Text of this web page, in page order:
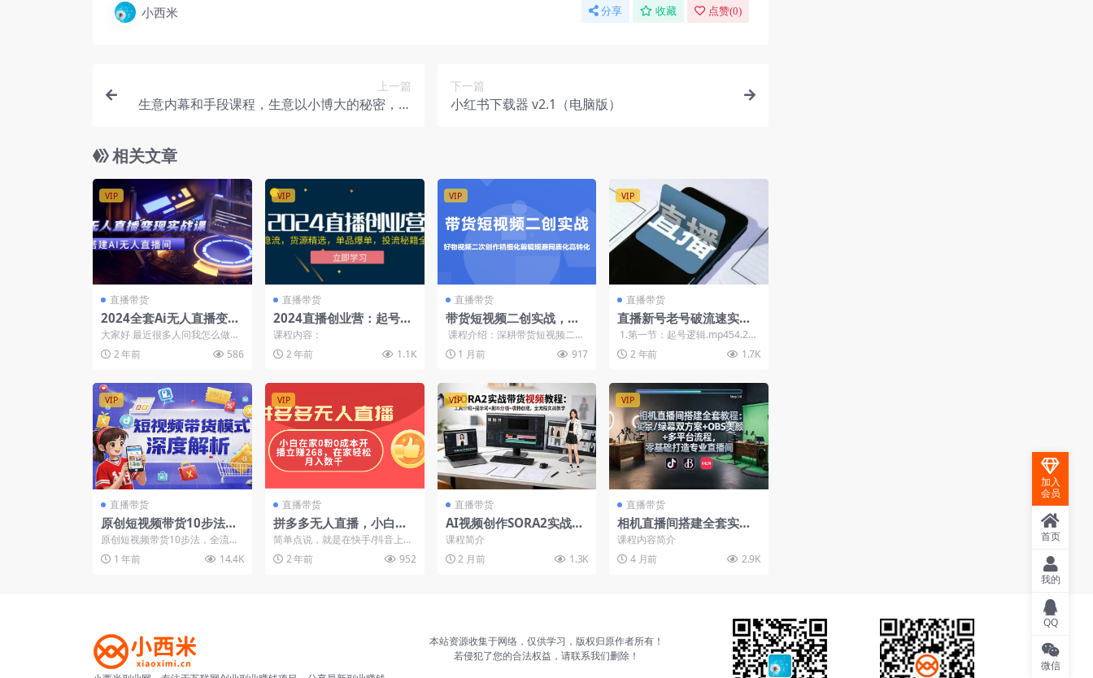
小西米 分享 收藏 点赞(0)
上一篇
生意内幕和手段课程，生意以小博大的秘密，生
下一篇
小红书下载器 v2.1（电脑版）
相关文章
VIP
直播带货
2024全套Ai无人直播变现
实战课，搭建AI无人直播
间，利用AI赚钱 (24节课)
大家好 最近很多人问我怎么做这
个无人直播，什么样的人适合做
无人直播，做无人直播0...
2 年前 586
VIP
直播带货
2024直播创业营：起号稳
流，货源精选，单品爆
单，投流秘籍全掌握
课程内容：
2 年前
1.1K
VIP
直播带货
带货短视频二创实战，好
物视频二次创作精细化剪
辑规避同质化高转化
课程介绍：深耕带货短视频二创
实战经验，整合一线带货社群实
操技巧，解锁...
1 月前 917
VIP
直播带货
直播新号老号破流速实战
课程，轻松掌握破流技巧
1.第一节：起号逻辑.mp454.28
M2.第二节：破流速话术解析....
2 年前 1.7K
VIP
直播带货
原创短视频带货10步法，
全流程解析短视频带货模
式及选品策略
原创短视频带货10步法，全流程
解析短视频带货模式及选品策略
在短视频电商爆发的当下...
1 年前 14.4K
VIP
直播带货
拼多多无人直播，小白在
家0粉0成本开播立赚26
8，在家轻松月入数千
简单点说，就是在快手/抖音上利
用电脑合成的视频进行直播，本
人不用露脸，也不用出声...
2 年前 952
VIP
直播带货
AI视频创作SORA2实战带
货课：从提示词到成片，
模特创建+AI口播+珠宝首
饰类目实操
课程简介
2 月前
1.3K
VIP
直播带货
相机直播间搭建全套实操
课：绿幕抠图+OBS美颜
+布光方法，零基础打造高
清专业直播间
课程内容简介
4 月前
2.9K
本站资源收集于网络，仅供学习，版权归原作者所有！
若侵犯了您的合法权益，请联系我们删除！
加入
会员
首页
我的
QQ
微信